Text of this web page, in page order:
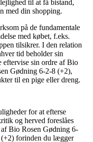
til at få bistand,
med din shopping.
på de fundamentale
med købet, f.eks.
tilsikrer. I den relation
tid beholder sin
eftervise sin ordre af Bio
Gødning 6-2-8 (+2),
til en pige eller dreng.
for at efterse
og herved foreslåes
Bio Rosen Gødning 6-
forinden du lægger